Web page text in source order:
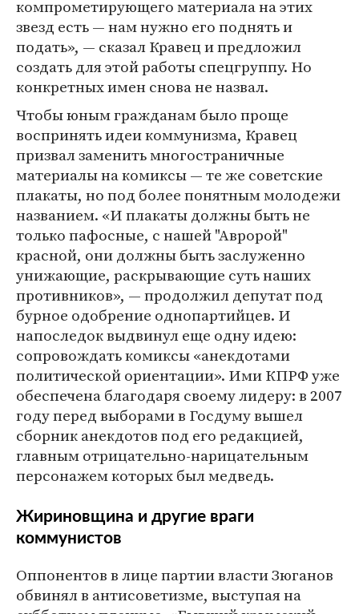
компрометирующего материала на этих
звезд есть — нам нужно его поднять и
подать», — сказал Кравец и предложил
создать для этой работы спецгруппу. Но
конкретных имен снова не назвал.
Чтобы юным гражданам было проще
воспринять идеи коммунизма, Кравец
призвал заменить многостраничные
материалы на комиксы — те же советские
плакаты, но под более понятным молодежи
названием. «И плакаты должны быть не
только пафосные, с нашей "Авророй"
красной, они должны быть заслуженно
унижающие, раскрывающие суть наших
противников», — продолжил депутат под
бурное одобрение однопартийцев. И
напоследок выдвинул еще одну идею:
сопровождать комиксы «анекдотами
политической ориентации». Ими КПРФ уже
обеспечена благодаря своему лидеру: в 2007
году перед выборами в Госдуму вышел
сборник анекдотов под его редакцией,
главным отрицательно-нарицательным
персонажем которых был медведь.
Жириновщина и другие враги
коммунистов
Оппонентов в лице партии власти Зюганов
обвинял в антисоветизме, выступая на